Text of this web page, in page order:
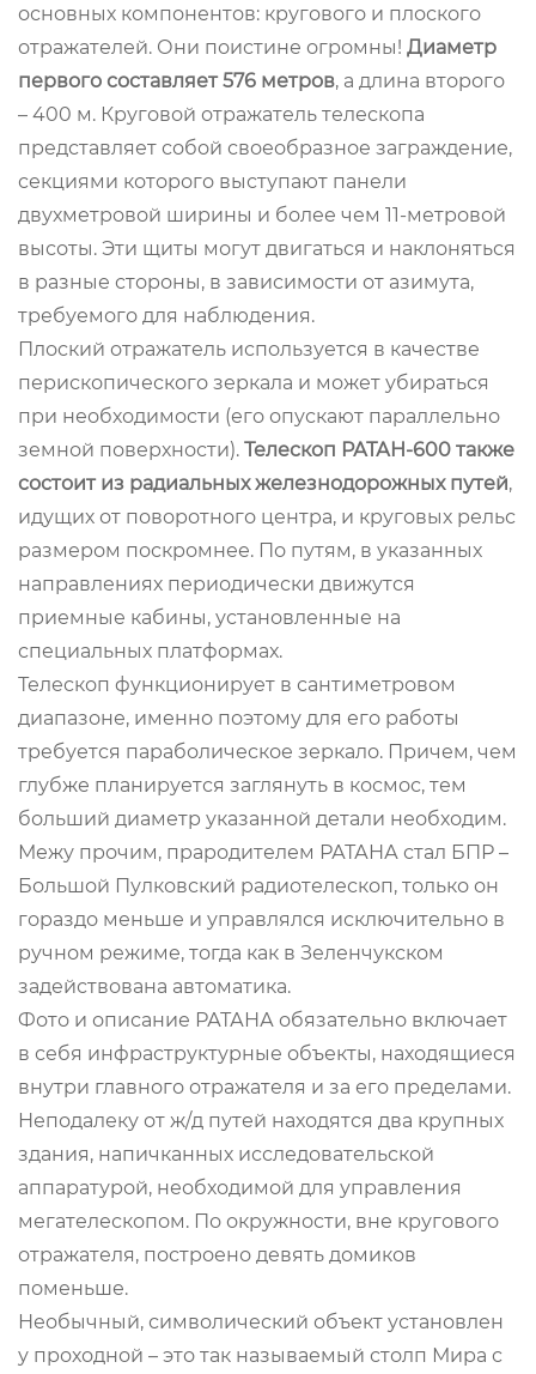
основных компонентов: кругового и плоского
отражателей. Они поистине огромны! Диаметр
первого составляет 576 метров, а длина второго
– 400 м. Круговой отражатель телескопа
представляет собой своеобразное заграждение,
секциями которого выступают панели
двухметровой ширины и более чем 11-метровой
высоты. Эти щиты могут двигаться и наклоняться
в разные стороны, в зависимости от азимута,
требуемого для наблюдения.
Плоский отражатель используется в качестве
перископического зеркала и может убираться
при необходимости (его опускают параллельно
земной поверхности). Телескоп РАТАН-600 также
состоит из радиальных железнодорожных путей,
идущих от поворотного центра, и круговых рельс
размером поскромнее. По путям, в указанных
направлениях периодически движутся
приемные кабины, установленные на
специальных платформах.
Телескоп функционирует в сантиметровом
диапазоне, именно поэтому для его работы
требуется параболическое зеркало. Причем, чем
глубже планируется заглянуть в космос, тем
больший диаметр указанной детали необходим.
Межу прочим, прародителем РАТАНА стал БПР –
Большой Пулковский радиотелескоп, только он
гораздо меньше и управлялся исключительно в
ручном режиме, тогда как в Зеленчукском
задействована автоматика.
Фото и описание РАТАНА обязательно включает
в себя инфраструктурные объекты, находящиеся
внутри главного отражателя и за его пределами.
Неподалеку от ж/д путей находятся два крупных
здания, напичканных исследовательской
аппаратурой, необходимой для управления
мегателескопом. По окружности, вне кругового
отражателя, построено девять домиков
поменьше.
Необычный, символический объект установлен
у проходной – это так называемый столп Мира с